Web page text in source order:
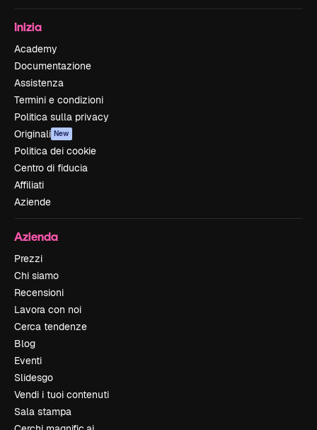
Inizia
Academy
Documentazione
Assistenza
Termini e condizioni
Politica sulla privacy
Originali New
Politica dei cookie
Centro di fiducia
Affiliati
Aziende
Azienda
Prezzi
Chi siamo
Recensioni
Lavora con noi
Cerca tendenze
Blog
Eventi
Slidesgo
Vendi i tuoi contenuti
Sala stampa